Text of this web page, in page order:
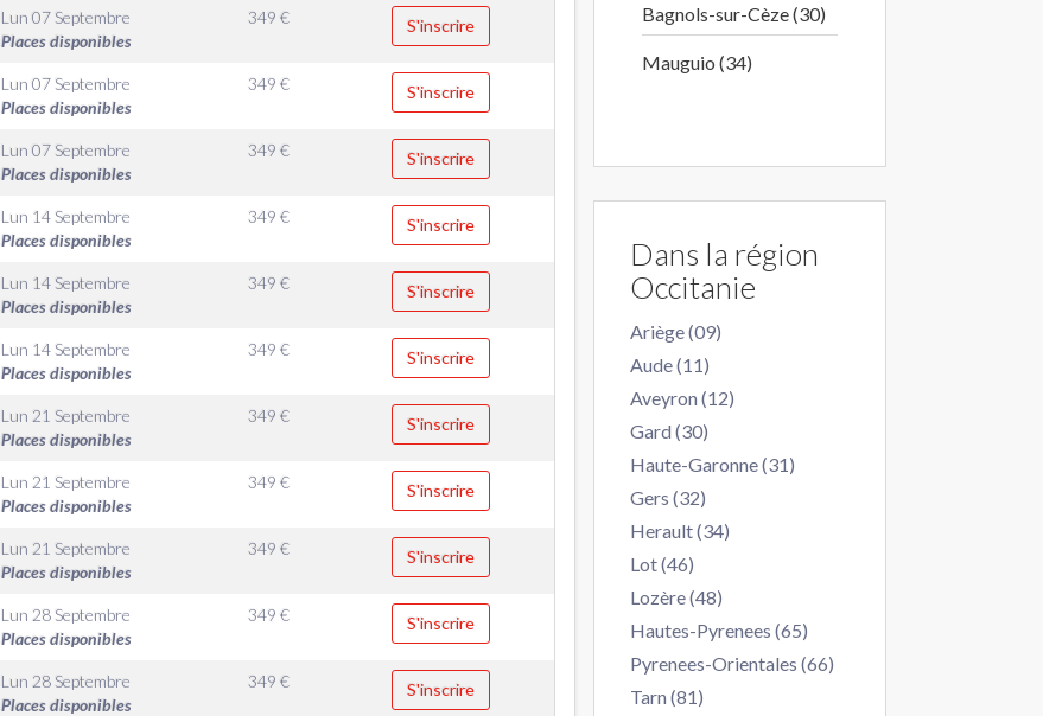
Lun 07 Septembre
Places disponibles
349 € S'inscrire
Lun 07 Septembre
Places disponibles
349 € S'inscrire
Lun 07 Septembre
Places disponibles
349 € S'inscrire
Lun 14 Septembre
Places disponibles
349 € S'inscrire
Lun 14 Septembre
Places disponibles
349 € S'inscrire
Lun 14 Septembre
Places disponibles
349 € S'inscrire
Lun 21 Septembre
Places disponibles
349 € S'inscrire
Lun 21 Septembre
Places disponibles
349 € S'inscrire
Lun 21 Septembre
Places disponibles
349 € S'inscrire
Lun 28 Septembre
Places disponibles
349 € S'inscrire
Lun 28 Septembre
Places disponibles
349 € S'inscrire
Bagnols-sur-Cèze (30)
Mauguio (34)
Dans la région
Occitanie
Ariège (09)
Aude (11)
Aveyron (12)
Gard (30)
Haute-Garonne (31)
Gers (32)
Herault (34)
Lot (46)
Lozère (48)
Hautes-Pyrenees (65)
Pyrenees-Orientales (66)
Tarn (81)